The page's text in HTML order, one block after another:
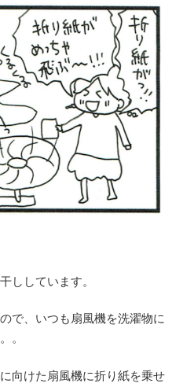
ししています。
で、いつも扇風機を洗濯物に
。
向けた扇風機に折り紙を乗せ